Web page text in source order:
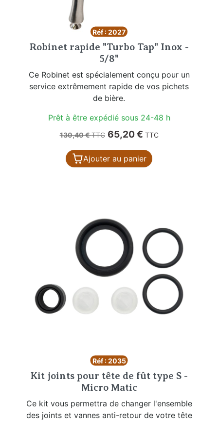
Réf : 2027
Robinet rapide "Turbo Tap" Inox -
5/8"
Ce Robinet est spécialement conçu pour un
service extrêmement rapide de vos pichets
de bière.
Prêt à être expédié sous 24-48 h
Prix de base
130,40 €TTC Prix
65,20 € TTC
Ajouter au panier
Réf : 2035
Kit joints pour tête de fût type S -
Micro Matic
Ce kit vous permettra de changer l'ensemble
des joints et vannes anti-retour de votre tête